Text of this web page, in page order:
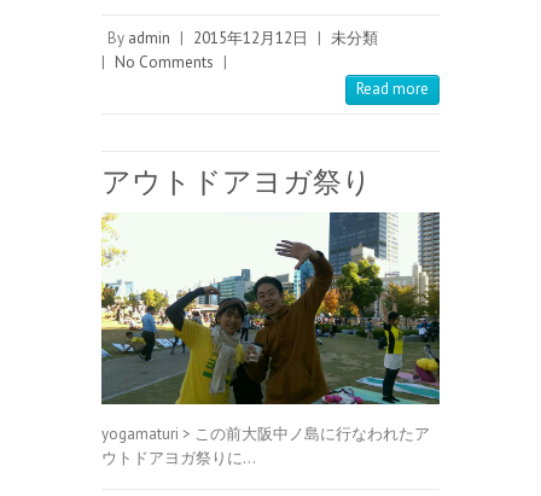
By admin | 2015年12月12日 | 未分類
| No Comments |
Read more
アウトドアヨガ祭り
yogamaturi > この前大阪中ノ島に行なわれたア
ウトドアヨガ祭りに…